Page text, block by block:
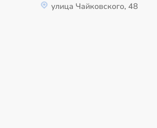
улица Чайковского, 48